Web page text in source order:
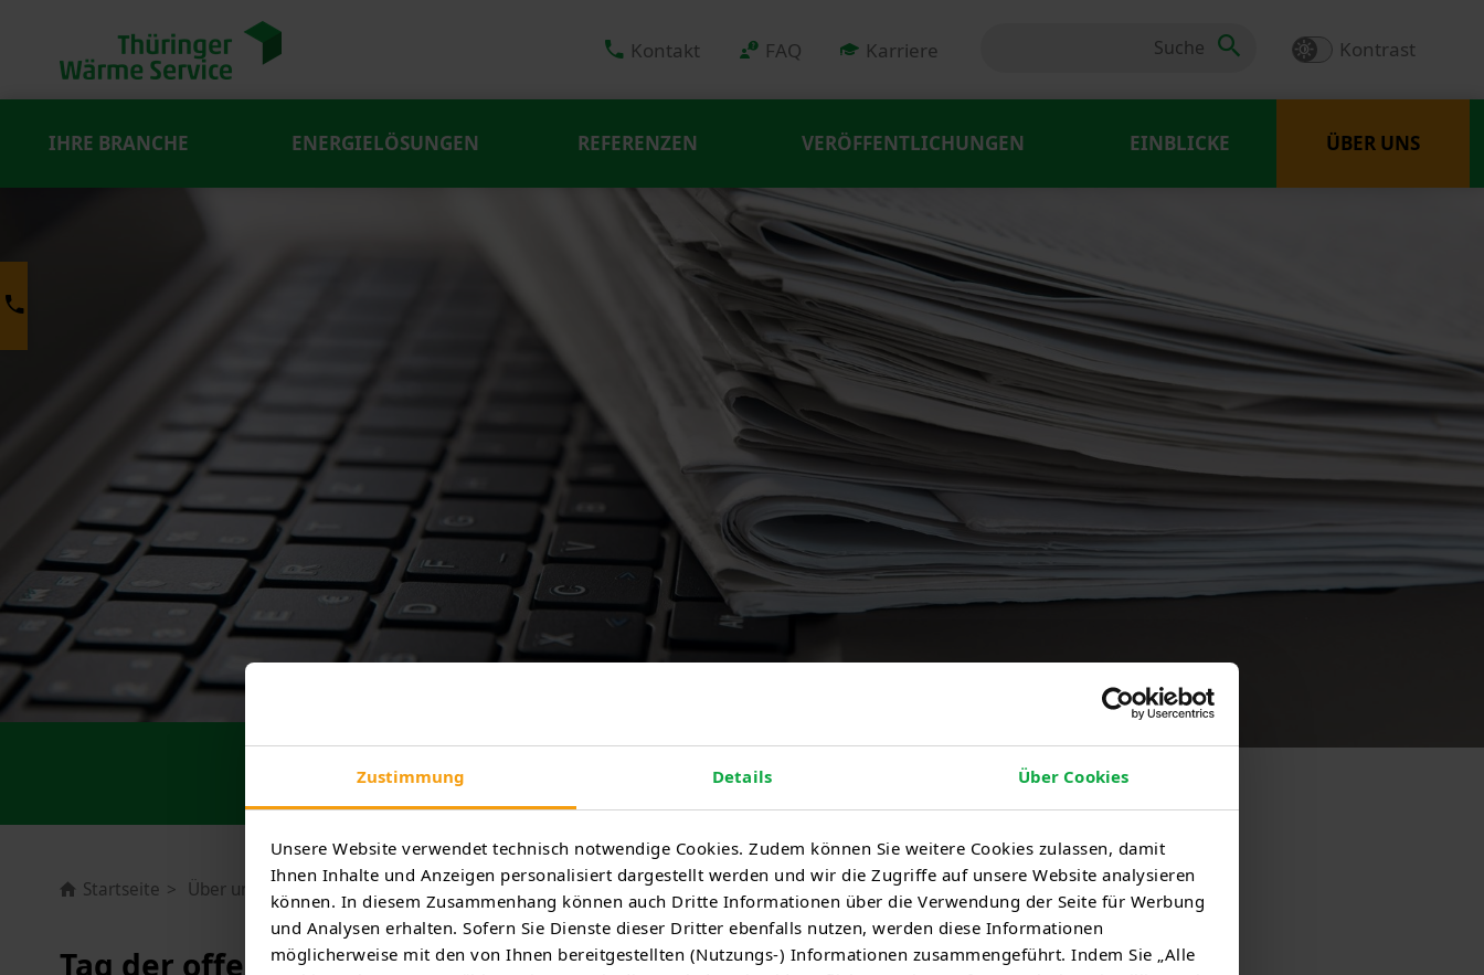
Zustimmung Details Über Cookies
Unsere Website verwendet technisch notwendige Cookies. Zudem können Sie weitere Cookies zulassen, damit
Ihnen Inhalte und Anzeigen personalisiert dargestellt werden und wir die Zugriffe auf unsere Website analysieren
können. In diesem Zusammenhang können auch Dritte Informationen über die Verwendung der Seite für Werbung
und Analysen erhalten. Sofern Sie Dienste dieser Dritter ebenfalls nutzen, werden diese Informationen
möglicherweise mit den von Ihnen bereitgestellten (Nutzungs-) Informationen zusammengeführt. Indem Sie „Alle
Kontakt FAQ Karriere Kontrast
IHRE BRANCHE ENERGIELÖSUNGEN REFERENZEN VERÖFFENTLICHUNGEN EINBLICKE ÜBER UNS
Startseite Über uns Aktuelles Tag der offenen Tür am 14. September 2024
Tag der offenen Tür 2025